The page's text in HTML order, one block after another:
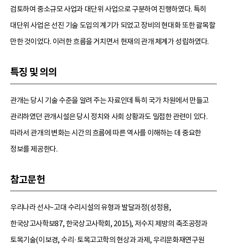
검토하여 중소규모 사업과 대단위 사업으로 구분하여 진행하였다. 특히
대단위 사업은 선진 기술 도입의 계기가 되었고 장비의 현대화 또한 괄목할
만한 것이었다. 이러한 흐름을 거치면서 현재의 관개 체계가 성립하였다.
특징 및 의의
관개는 당시 기술 수준을 알려 주는 자료인데 특히 국가 차원에서 만들고
관리하였던 관개시설은 당시 정치와 사회 상황과도 밀접한 관련이 있다.
따라서 관개의 변화는 시간의 흐름에 따른 역사를 이해하는 데 중요한
정보를 제공한다.
참고문헌
우리나라 선사~고대 수리시설의 유형과 발달과정(성정용,
한국상고사학보87, 한국상고사학회, 2015), 저수지 제방의 축조공정과
토목기술(이보경, 수리·토목고고학의 현상과 과제, 우리문화재연구원